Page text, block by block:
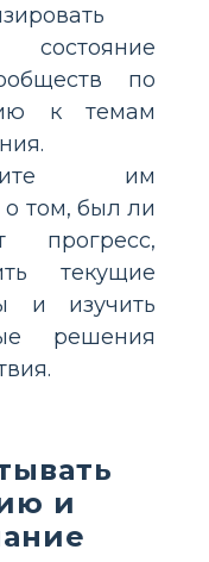
состояние
по
к темам
им
о том, был ли
прогресс,
текущие
и изучить
решения
и